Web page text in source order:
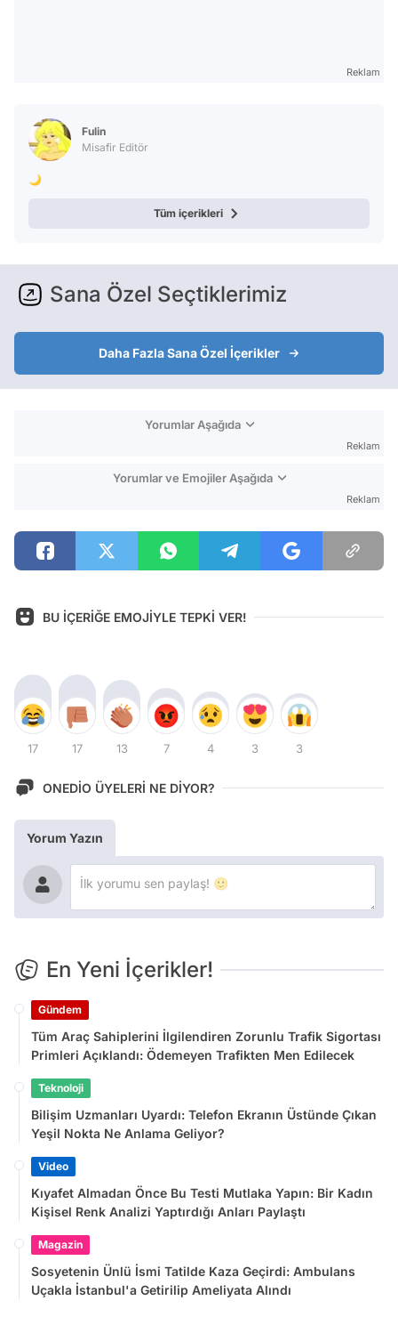
Reklam
Fulin
Misafir Editör
🌙
Tüm içerikleri
Sana Özel Seçtiklerimiz
Daha Fazla Sana Özel İçerikler
Yorumlar Aşağıda
Reklam
Yorumlar ve Emojiler Aşağıda
Reklam
BU İÇERİĞE EMOJİYLE TEPKİ VER!
17 17 13 7 4 3 3
ONEDİO ÜYELERİ NE DİYOR?
Yorum Yazın
En Yeni İçerikler!
Gündem
Tüm Araç Sahiplerini İlgilendiren Zorunlu Trafik Sigortası
Primleri Açıklandı: Ödemeyen Trafikten Men Edilecek
Teknoloji
Bilişim Uzmanları Uyardı: Telefon Ekranın Üstünde Çıkan
Yeşil Nokta Ne Anlama Geliyor?
Video
Kıyafet Almadan Önce Bu Testi Mutlaka Yapın: Bir Kadın
Kişisel Renk Analizi Yaptırdığı Anları Paylaştı
Magazin
Sosyetenin Ünlü İsmi Tatilde Kaza Geçirdi: Ambulans
Uçakla İstanbul'a Getirilip Ameliyata Alındı